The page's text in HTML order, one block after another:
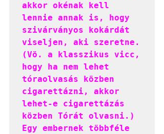
akkor okénak kell
lennie annak is, hogy
szivárványos kokárdát
viseljen, aki szeretne.
(Vö. a klasszikus vicc,
hogy ha nem lehet
tóraolvasás közben
cigarettázni, akkor
lehet-e cigarettázás
közben Tórát olvasni.)
Egy embernek többféle